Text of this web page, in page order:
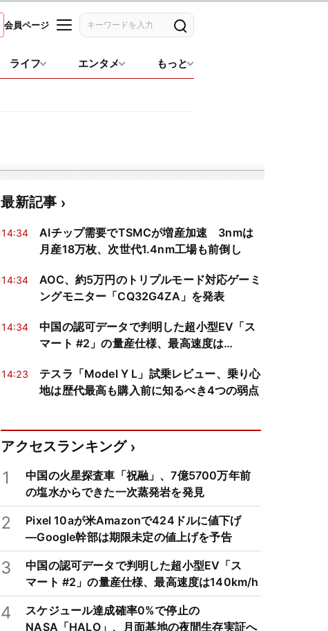
会員ページ
記事を検索
ライフ エンタメ もっと
最新記事
14:34
AIチップ需要でTSMCが増産加速 3nmは
月産18万枚、次世代1.4nm工場も前倒し
14:34
AOC、約5万円のトリプルモード対応ゲーミ
ングモニター「CQ32G4ZA」を発表
14:34
中国の認可データで判明した超小型EV「ス
マート #2」の量産仕様、最高速度は
14:23
テスラ「Model Y L」試乗レビュー、乗り心
地は歴代最高も購入前に知るべき4つの弱点
アクセスランキング
1
中国の火星探査車「祝融」、7億5700万年前
の塩水からできた一次蒸発岩を発見
2
Pixel 10aが米Amazonで424ドルに値下げ
―Google幹部は期限未定の値上げを予告
3
中国の認可データで判明した超小型EV「ス
マート #2」の量産仕様、最高速度は140km/h
4
スケジュール達成確率0%で停止の
NASA「HALO」、月面基地の夜間生存実証へ